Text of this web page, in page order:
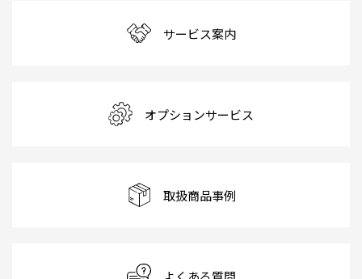
サービス案内
オプションサービス
取扱商品事例